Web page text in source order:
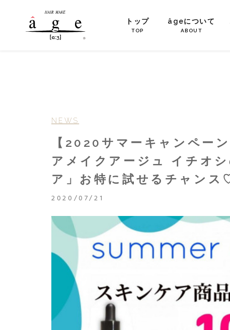
トップ
TOP
âgeについて
ABOUT
NEWS
【2020サマーキャンペー
アメイクアージュ イチオ
ア」お特に試せるチャンス
2020/07/21